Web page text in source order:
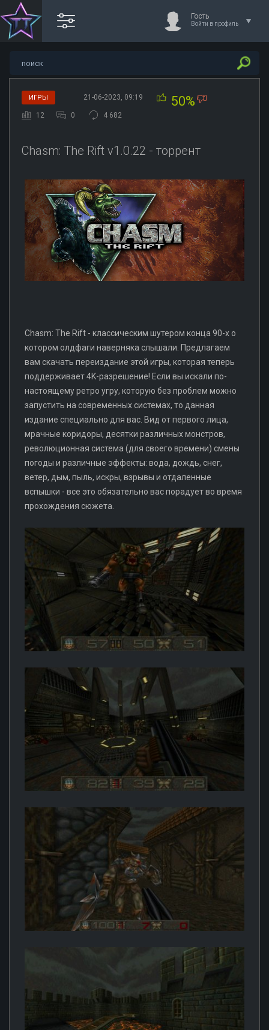
Гость
Войти в профиль
ИГРЫ 21-06-2023, 09:19 50%
12 0 4 682
Chasm: The Rift v1.0.22 - торрент
Chasm: The Rift - классическим шутером конца 90-х о
котором олдфаги наверняка слышали. Предлагаем
вам скачать переиздание этой игры, которая теперь
поддерживает 4K-разрешение! Если вы искали по-
настоящему ретро угру, которую без проблем можно
запустить на современных системах, то данная
издание специально для вас. Вид от первого лица,
мрачные коридоры, десятки различных монстров,
революционная система (для своего времени) смены
погоды и различные эффекты: вода, дождь, снег,
ветер, дым, пыль, искры, взрывы и отдаленные
вспышки - все это обязательно вас порадует во время
прохождения сюжета.